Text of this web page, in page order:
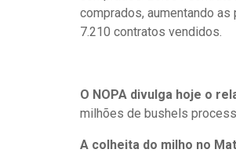
comprados, aumentando
7.210 contratos vendidos.
O NOPA divulga hoje o
milhões de bushels
A colheita do milho no